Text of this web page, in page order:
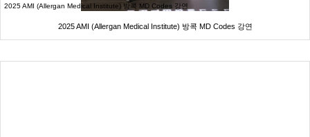
2025 AMI (Allergan Medical Institute) 방콕 MD Codes 강연
2025 AMI (Allergan Medical Institute) 방콕 MD Codes 강연